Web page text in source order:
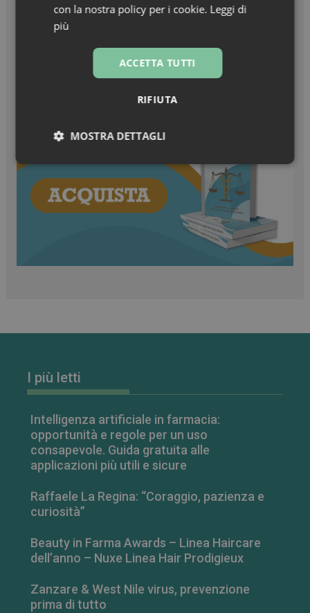
I più letti
Intelligenza artificiale in farmacia:
opportunità e regole per un uso
consapevole. Guida gratuita alle
applicazioni più utili e sicure
Raffaele La Regina: “Coraggio, pazienza e
curiosità”
Beauty in Farma Awards – Linea Haircare
dell’anno – Nuxe Linea Hair Prodigieux
Zanzare & West Nile virus, prevenzione
prima di tutto
con la nostra policy per i cookie. Leggi di
più
ACCETTA TUTTI
RIFIUTA
MOSTRA DETTAGLI
Necessari Marketing
Non
classificati
protette del sito. Il sito web non è in grado di
NOME
PHPSESSID
PHP.net
Sessione